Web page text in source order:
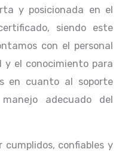
y posicionada en el
siendo este
con el personal
y el conocimiento para
en cuanto al soporte
adecuado del
cumplidos, confiables y